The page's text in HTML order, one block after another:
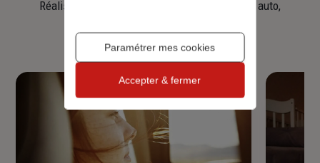
Réalisez une simulation tarifaire d'assurance, auto,
Paramétrer mes cookies
Accepter & fermer